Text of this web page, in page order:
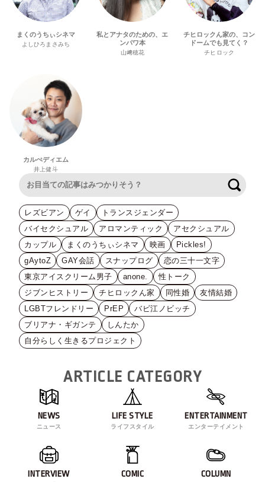
まくのうちぃシネマ
よしひろまさみち
私とアナタのための、エ
ンパワ本
山﨑穂花
チヒロックん家の、コン
ドームでも見てく？
チヒロック
カルぺディエム
井上健斗
レズビアン ゲイ
トランスジェンダー
バイセクシュアル
アロマンティック
アセクシュアル
カップル
まくのうちぃシネマ 映画
Pickles!
gAytoZ
GAY会話 スナップログ
恋の三十一文字
東京アイスクリーム男子
anone.
性トーク
ジブンヒストリー
チヒロックん家 同性婚
友情結婚
LGBTフレンドリー
PrEP
バビ江ノビッチ
ブリアナ・ギガンテ
しんたか
自分らしく生きるプロジェクト
ARTICLE CATEGORY
NEWS
ニュース
LIFE STYLE
ライフスタイル
ENTERTAINMENT
エンターテイメント
INTERVIEW COMIC COLUMN